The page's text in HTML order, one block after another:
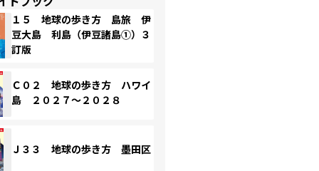
１５ 地球の歩き方 島旅 伊
豆大島 利島（伊豆諸島①）３
訂版
Ｃ０２ 地球の歩き方 ハワイ
島 ２０２７～２０２８
Ｊ３３ 地球の歩き方 墨田区